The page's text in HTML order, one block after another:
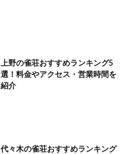
上野の雀荘おすすめランキング5
選！料金やアクセス・営業時間を
紹介
代々木の雀荘おすすめランキング